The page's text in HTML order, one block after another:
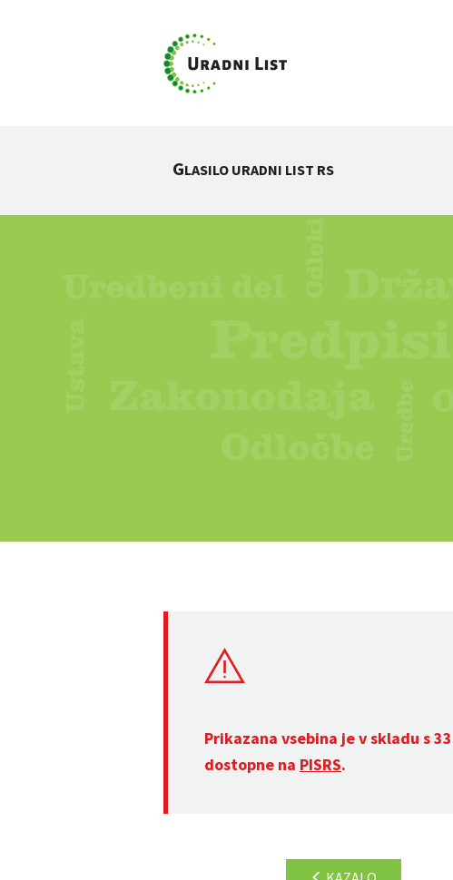
GLASILO URADNI LIST RS
Prikazana vsebina je v skladu s
dostopne na PISRS.